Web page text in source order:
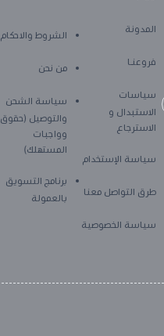
المدونة
فروعنـا
سياسات
الاستبدال و
الاسترجاع
سياسة الإستخدام
طرق التواصل معنا
سياسة الخصوصية
الشروط والاحكام
من نحن
سياسة الشحن
والتوصيل (حقوق
وواجبات
المستهلك)
برنامج التسويق
بالعمولة